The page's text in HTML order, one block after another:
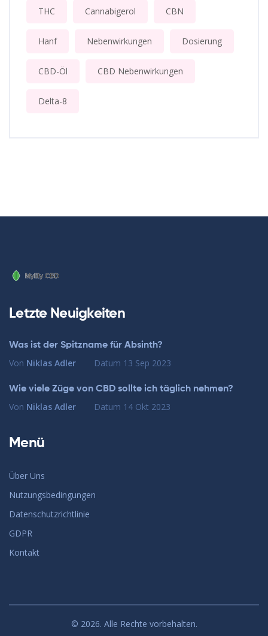
THC Cannabigerol CBN
Hanf Nebenwirkungen Dosierung
CBD-Öl CBD Nebenwirkungen
Delta-8
Letzte Neuigkeiten
Was ist der Spitzname für Absinth?
Von Niklas Adler Datum 13 Sep 2023
Wie viele Züge von CBD sollte ich täglich nehmen?
Von Niklas Adler Datum 14 Okt 2023
Menü
Über Uns
Nutzungsbedingungen
Datenschutzrichtlinie
GDPR
Kontakt
© 2026. Alle Rechte vorbehalten.